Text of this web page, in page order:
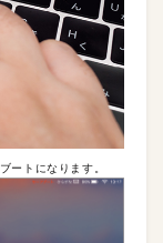
ートになります。